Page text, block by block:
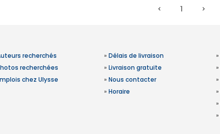
1
recherchés
recherchées
chez Ulysse
» Délais de livraison
» Livraison gratuite
» Nous contacter
» Horaire
»
»
»
»
»
»